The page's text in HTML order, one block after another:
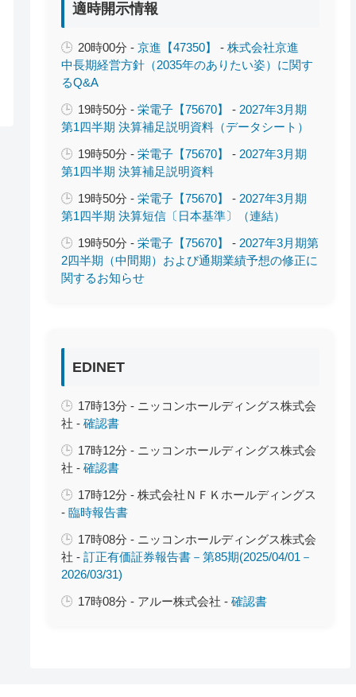
適時開示情報
20時00分 -京進【47350】 -株式会社京進
中長期経営方針（2035年のありたい姿）に関す
るQ&A
19時50分 -栄電子【75670】 -2027年3月期
第1四半期 決算補足説明資料（データシート）
19時50分 -栄電子【75670】 -2027年3月期
第1四半期 決算補足説明資料
19時50分 -栄電子【75670】 -2027年3月期
第1四半期 決算短信〔日本基準〕（連結）
19時50分 -栄電子【75670】 -2027年3月期第
2四半期（中間期）および通期業績予想の修正に
関するお知らせ
EDINET
17時13分 - ニッコンホールディングス株式会
社 -確認書
17時12分 - ニッコンホールディングス株式会
社 -確認書
17時12分 - 株式会社ＮＦＫホールディングス
-臨時報告書
17時08分 - ニッコンホールディングス株式会
社 -訂正有価証券報告書－第85期(2025/04/01－
2026/03/31)
17時08分 - アルー株式会社 -確認書